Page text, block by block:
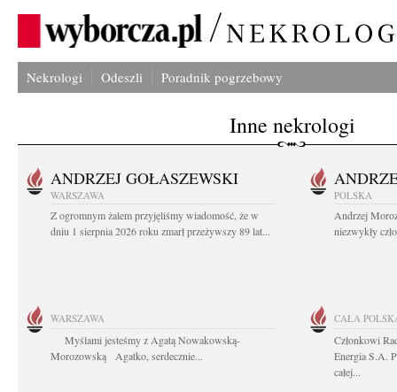
Nekrologi Odeszli Poradnik pogrzebowy
Inne nekrologi
ANDRZEJ GOŁASZEWSKI
WARSZAWA
Z ogromnym żalem przyjęliśmy wiadomość, że w
dniu 1 sierpnia 2026 roku zmarł przeżywszy 89 lat...
POLSKA
Andrzej
niezwykły
WARSZAWA
Myślami jesteśmy z Agatą Nowakowską-
Morozowską Agatko, serdecznie...
CAŁA
Członkowi
Energia S.A.
całej...